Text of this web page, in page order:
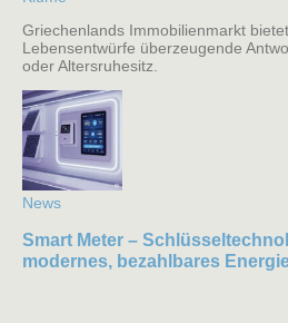
Griechenlands Immobilienmarkt
Lebensentwürfe überzeugende
oder Altersruhesitz.
News
Smart Meter –
modernes, bezahlbares